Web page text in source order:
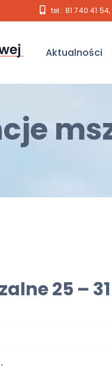
tel.: 81 740 41
Aktualności
25 –